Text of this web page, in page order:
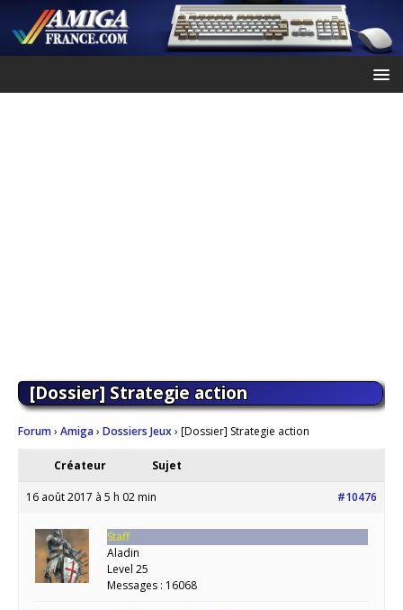
[Dossier] Strategie action
Forum› Amiga› Dossiers Jeux› [Dossier] Strategie action
Créateur Sujet
16 août 2017 à 5 h 02 min #10476
Staff
Aladin
Level 25
Messages : 16068